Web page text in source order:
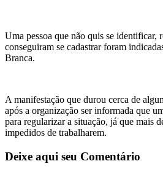
Uma pessoa que não quis se identificar,
conseguiram se cadastrar foram
Branca.
A manifestação que durou cerca de
após a organização ser informada que
para regularizar a situação, já que mais
impedidos de trabalharem.
Deixe aqui seu Comentário